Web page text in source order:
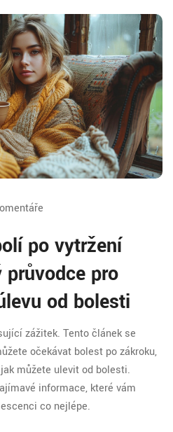
po vytržení
pro
od bolesti
zážitek. Tento článek se
očekávat bolest po zákroku,
můžete ulevit od bolesti.
informace, které vám
co nejlépe.